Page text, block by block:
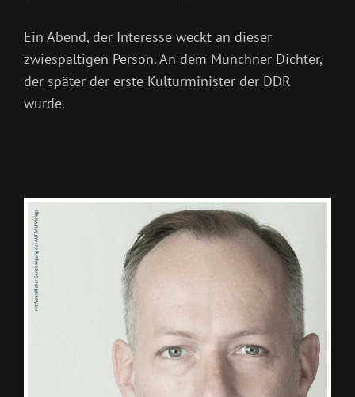
Ein Abend, der Interesse weckt an dieser
zwiespältigen Person. An dem Münchner Dichter,
der später der erste Kulturminister der DDR
wurde.